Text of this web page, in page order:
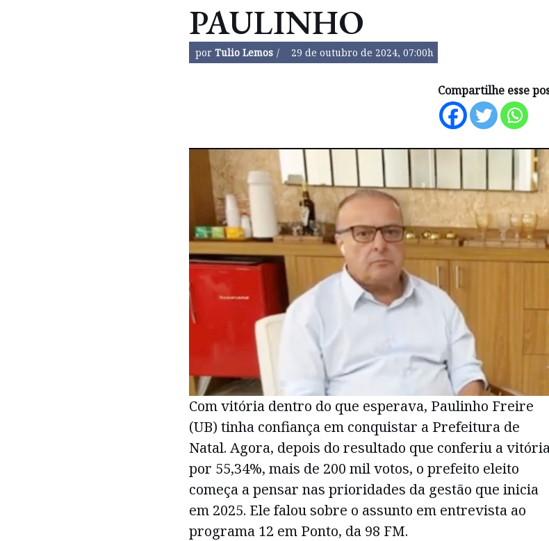
PAULINHO
por Tulio Lemos 29 de outubro de 2024, 07:00h
Compartilhe esse
Com vitória dentro do que esperava, Paulinho Freire
(UB) tinha confiança em conquistar a Prefeitura de
Natal. Agora, depois do resultado que conferiu a
por 55,34%, mais de 200 mil votos, o prefeito eleito
começa a pensar nas prioridades da gestão que inicia
em 2025. Ele falou sobre o assunto em entrevista ao
programa 12 em Ponto, da 98 FM.